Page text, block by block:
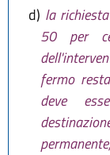
d) la
50 per
fermo
deve